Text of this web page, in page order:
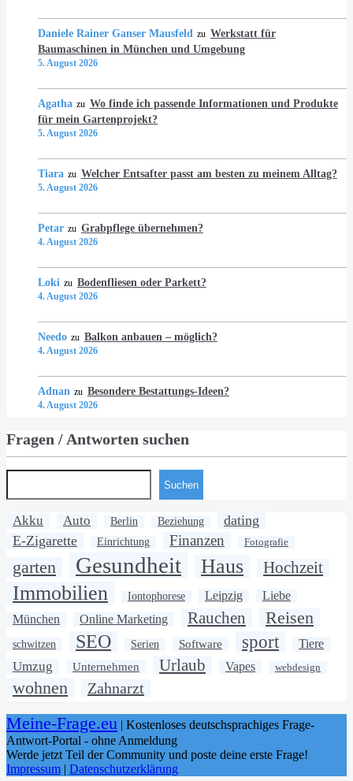
Daniele Rainer Ganser Mausfeld zu Werkstatt für
Baumaschinen in München und Umgebung
5. August 2026
Agatha zu Wo finde ich passende Informationen und Produkte
für mein Gartenprojekt?
5. August 2026
Tiara zu Welcher Entsafter passt am besten zu meinem Alltag?
5. August 2026
Petar zu Grabpflege übernehmen?
4. August 2026
Loki zu Bodenfliesen oder Parkett?
4. August 2026
Needo zu Balkon anbauen – möglich?
4. August 2026
Adnan zu Besondere Bestattungs-Ideen?
4. August 2026
Fragen / Antworten suchen
Suchen
Akku Auto Berlin Beziehung
dating
E-Zigarette
Einrichtung Finanzen Fotografie
garten Gesundheit Haus Hochzeit
Immobilien Iontophorese Leipzig Liebe
München Online Marketing Rauchen Reisen
schwitzen SEO Serien Software sport Tiere
Umzug Unternehmen Urlaub Vapes webdesign
wohnen Zahnarzt
Meine-Frage.eu | Kostenloses deutschsprachiges Frage-
Antwort-Portal - ohne Anmeldung
Werde jetzt Teil der Community und poste deine erste Frage!
Impressum
Datenschutzerklärung